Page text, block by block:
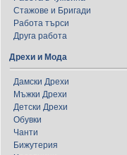
Стажове и Бригади
Работа търси
Друга работа
Дрехи и Мода
Дамски Дрехи
Мъжки Дрехи
Детски Дрехи
Обувки
Чанти
Бижутерия